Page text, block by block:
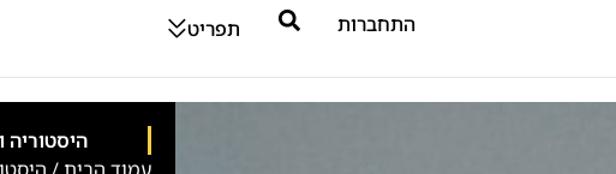
התחברות תפריט
היסטוריה